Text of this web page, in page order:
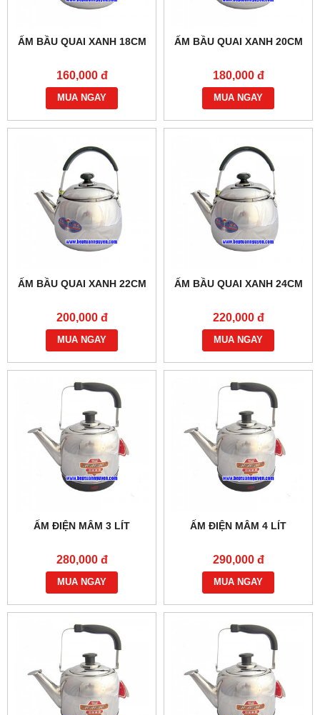
ẤM BẦU QUAI XANH 18CM
160,000 đ
MUA NGAY
ẤM BẦU QUAI XANH 20CM
180,000 đ
MUA NGAY
ẤM BẦU QUAI XANH 22CM
200,000 đ
MUA NGAY
ẤM BẦU QUAI XANH 24CM
220,000 đ
MUA NGAY
ẤM ĐIỆN MÂM 3 LÍT
280,000 đ
MUA NGAY
ẤM ĐIỆN MÂM 4 LÍT
290,000 đ
MUA NGAY